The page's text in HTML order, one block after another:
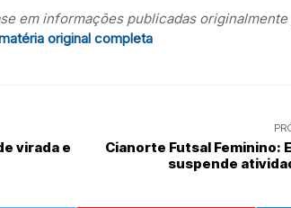
em informações publicadas
original completa
virada e
Cianorte Futsal Feminino:
suspende